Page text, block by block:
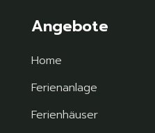
Angebote
Home
Ferienanlage
Ferienhäuser